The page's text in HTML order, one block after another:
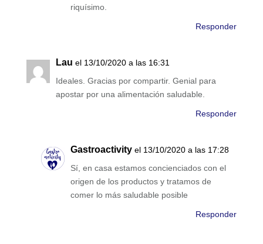
riquísimo.
Responder
Lau el 13/10/2020 a las 16:31
Ideales. Gracias por compartir. Genial para
apostar por una alimentación saludable.
Responder
Gastroactivity el 13/10/2020 a las 17:28
Sí, en casa estamos concienciados con el
origen de los productos y tratamos de
comer lo más saludable posible
Responder